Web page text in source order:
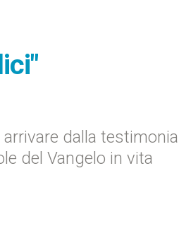
dalla
del Vangelo in vita